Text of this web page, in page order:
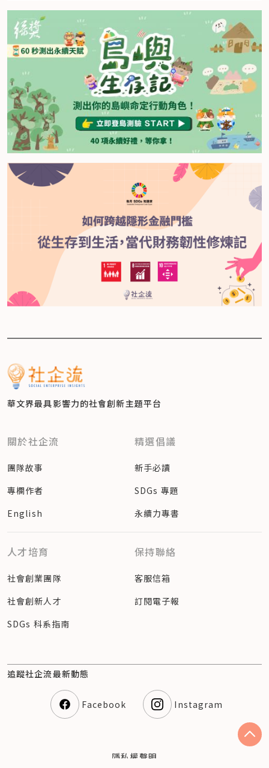
華文界最具影響力的社會創新主題平台
關於社企流
團隊故事
專欄作者
English
精選倡議
新手必讀
SDGs 專題
永續力專書
人才培育
社會創業團隊
社會創新人才
SDGs 科系指南
保持聯絡
客服信箱
訂閱電子報
追蹤社企流最新動態
Facebook Instagram
隱私權聲明